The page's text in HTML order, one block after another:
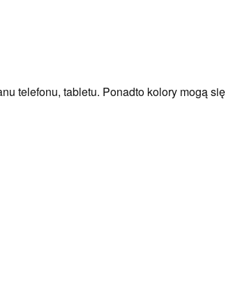
telefonu, tabletu. Ponadto kolory mogą się